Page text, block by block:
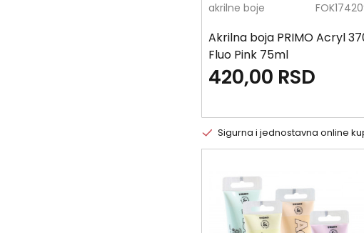
akrilne boje
Akrilna boja PRIMO Acryl
Fluo Pink 75ml
420,00 RSD
Sigurna i jednostavna online